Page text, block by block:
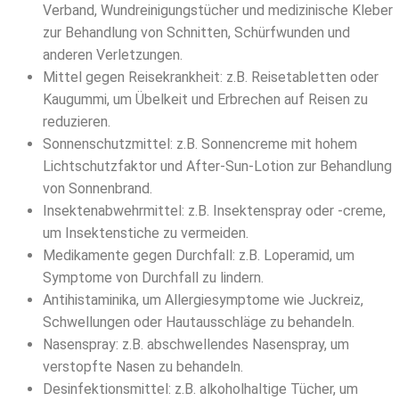
Verband, Wundreinigungstücher und medizinische Kleber
zur Behandlung von Schnitten, Schürfwunden und
anderen Verletzungen.
Mittel gegen Reisekrankheit: z.B. Reisetabletten oder
Kaugummi, um Übelkeit und Erbrechen auf Reisen zu
reduzieren.
Sonnenschutzmittel: z.B. Sonnencreme mit hohem
Lichtschutzfaktor und After-Sun-Lotion zur Behandlung
von Sonnenbrand.
Insektenabwehrmittel: z.B. Insektenspray oder -creme,
um Insektenstiche zu vermeiden.
Medikamente gegen Durchfall: z.B. Loperamid, um
Symptome von Durchfall zu lindern.
Antihistaminika, um Allergiesymptome wie Juckreiz,
Schwellungen oder Hautausschläge zu behandeln.
Nasenspray: z.B. abschwellendes Nasenspray, um
verstopfte Nasen zu behandeln.
Desinfektionsmittel: z.B. alkoholhaltige Tücher, um